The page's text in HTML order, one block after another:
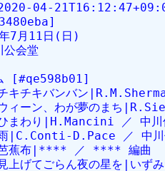
04-
7月11日(日)
会堂
[#qe598b01]
キバンバン
ン、わが夢のまち
り|H.Mancini ／ 中川
D.Pace ／ 中川
布|**** ／ **** 編曲
てごらん夜の星を|いずみ